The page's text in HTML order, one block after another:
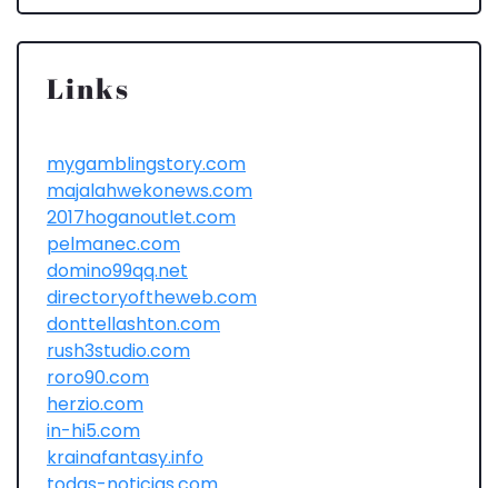
Links
mygamblingstory.com
majalahwekonews.com
2017hoganoutlet.com
pelmanec.com
domino99qq.net
directoryoftheweb.com
donttellashton.com
rush3studio.com
roro90.com
herzio.com
in-hi5.com
krainafantasy.info